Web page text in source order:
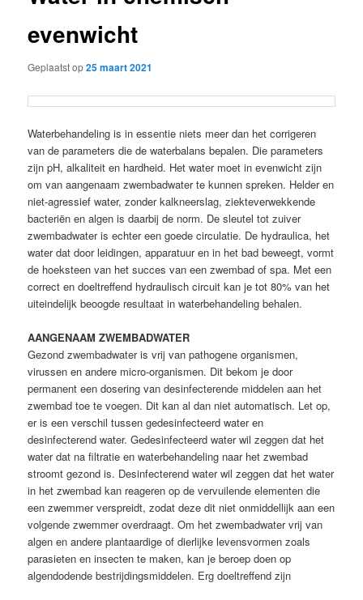
evenwicht
Geplaatst op25 maart 2021
Waterbehandeling is in essentie niets meer dan het corrigeren
van de parameters die de waterbalans bepalen. Die parameters
zijn pH, alkaliteit en hardheid. Het water moet in evenwicht zijn
om van aangenaam zwembadwater te kunnen spreken. Helder en
niet-agressief water, zonder kalkneerslag, ziekteverwekkende
bacteriën en algen is daarbij de norm. De sleutel tot zuiver
zwembadwater is echter een goede circulatie. De hydraulica, het
water dat door leidingen, apparatuur en in het bad beweegt, vormt
de hoeksteen van het succes van een zwembad of spa. Met een
correct en doeltreffend hydraulisch circuit kan je tot 80% van het
uiteindelijk beoogde resultaat in waterbehandeling behalen.
AANGENAAM ZWEMBADWATER
Gezond zwembadwater is vrij van pathogene organismen,
virussen en andere micro-organismen. Dit bekom je door
permanent een dosering van desinfecterende middelen aan het
zwembad toe te voegen. Dit kan al dan niet automatisch. Let op,
er is een verschil tussen gedesinfecteerd water en
desinfecterend water. Gedesinfecteerd water wil zeggen dat het
water dat na filtratie en waterbehandeling naar het zwembad
stroomt gezond is. Desinfecterend water wil zeggen dat het water
in het zwembad kan reageren op de vervuilende elementen die
een zwemmer verspreidt, zodat deze dit niet onmiddellijk aan een
volgende zwemmer overdraagt. Om het zwembadwater vrij van
algen en andere plantaardige of dierlijke levensvormen zoals
parasieten en insecten te maken, kan je beroep doen op
algendodende bestrijdingsmiddelen. Erg doeltreffend zijn